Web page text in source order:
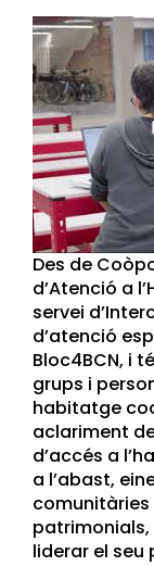
Des de
d’Atenció a
servei
d’atenció
Bloc4BCN, i
grups i
habitatge
aclariment
d’accés a
a l’abast,
liderar el seu